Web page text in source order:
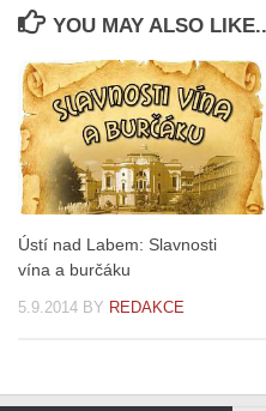
YOU MAY ALSO
Ústí nad Labem: Slavnosti
vína a burčáku
5.9.2014 BY REDAKCE